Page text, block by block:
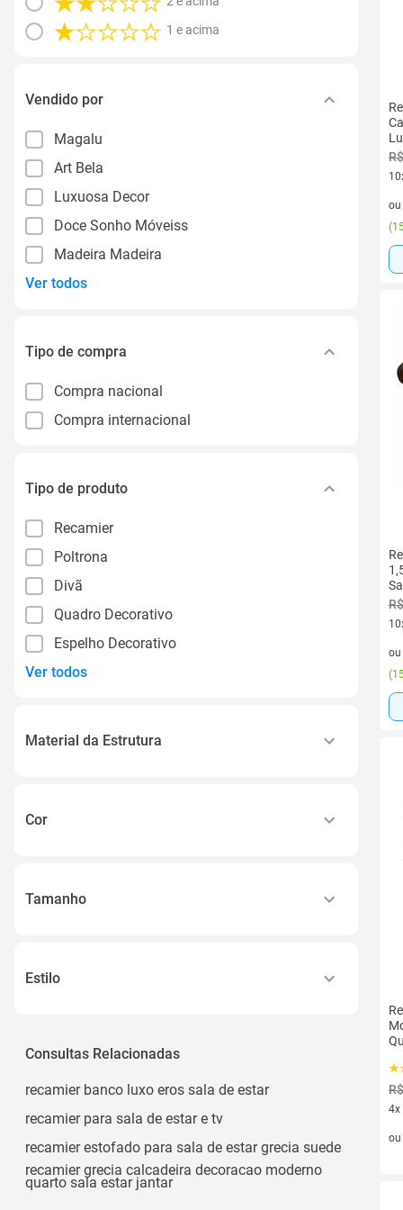
1 e acima
Vendido por
Magalu
Art Bela
Luxuosa Decor
Doce Sonho Móveiss
Madeira Madeira
Ver todos
Tipo de compra
Compra nacional
Compra internacional
Tipo de produto
Recamier
Poltrona
Divã
Quadro Decorativo
Espelho Decorativo
Ver todos
Material da Estrutura
Mdf/mdp
Cor
Madeira
Tamanho
50x80cm
Ver todos
Estilo
Contemporâneo
Ver todos
Consultas Relacionadas
recamier banco luxo eros sala de estar
recamier para sala de estar e tv
recamier estofado para sala de estar grecia suede
recamier grecia calcadeira decoracao moderno
quarto sala estar jantar
ou
(
ou
(
4x
4
ou